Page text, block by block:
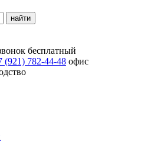
найти
бесплатный
(921) 782-44-48 офис